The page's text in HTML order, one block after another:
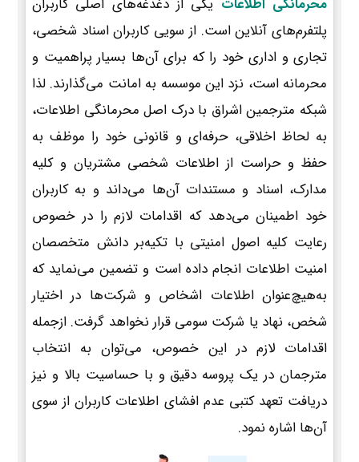
محرمانگی اطلاعات یکی از دغدغه‌های اصلی کاربران
پلتفرم‌های آنلاین است. از سویی کاربران اسناد شخصی،
تجاری و اداری خود را که برای آن‌ها بسیار پراهمیت و
محرمانه است، نزد این موسسه به امانت می‌گذارند. لذا
شبکه مترجمین اشراق با درک اصل محرمانگی اطلاعات،
به لحاظ اخلاقی، حرفه‌ای و قانونی خود را موظف به
حفظ و حراست از اطلاعات شخصی مشتریان و کلیه
مدارک، اسناد و مستندات آن‌ها می‌داند و به کاربران
خود اطمینان می‌دهد که اقدامات لازم را در خصوص
رعایت کلیه اصول امنیتی با تکیه‌بر دانش متخصصان
امنیت اطلاعات انجام داده است و تضمین می‌نماید که
به‌هیچ‌عنوان اطلاعات اشخاص و شرکت‌ها در اختیار
شخص، نهاد یا شرکت سومی قرار نخواهد گرفت. ازجمله
اقدامات لازم در این خصوص، می‌توان به انتخاب
مترجمان در یک پروسه دقیق و با حساسیت بالا و نیز
دریافت تعهد کتبی عدم افشای اطلاعات کاربران از سوی
آن‌ها اشاره نمود.